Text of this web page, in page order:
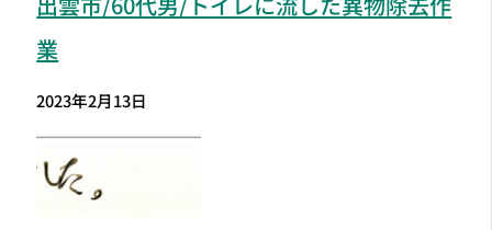
業
2023年2月13日